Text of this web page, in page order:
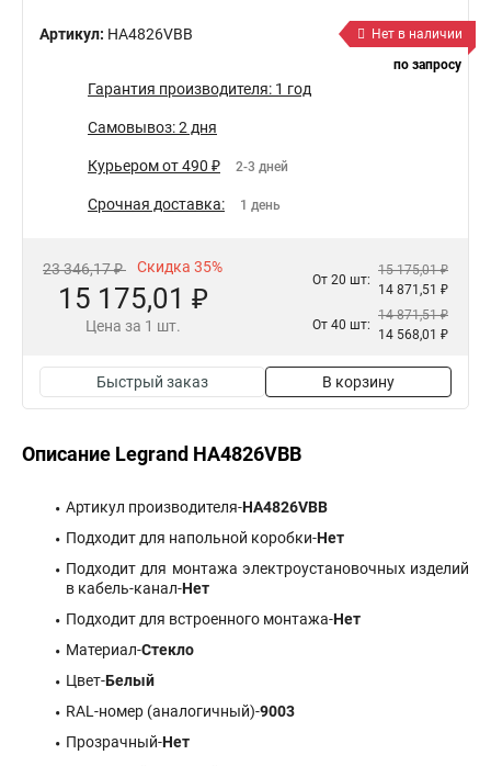
Артикул: HA4826VBB
Нет в наличии
по запросу
Гарантия производителя: 1 год
Самовывоз: 2 дня
Курьером от 490 ₽ 2-3 дней
Срочная доставка: 1 день
23 346,17 ₽ Скидка 35%
15 175,01 ₽
Цена за 1 шт.
От 20 шт:
15 175,01 ₽
14 871,51 ₽
От 40 шт:
14 871,51 ₽
14 568,01 ₽
Быстрый заказ В корзину
Описание Legrand HA4826VBB
Артикул производителя-HA4826VBB
Подходит для напольной коробки-Нет
Подходит для монтажа электроустановочных изделий
в кабель-канал-Нет
Подходит для встроенного монтажа-Нет
Материал-Стекло
Цвет-Белый
RAL-номер (аналогичный)-9003
Прозрачный-Нет